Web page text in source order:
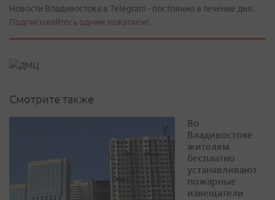
Новости Владивостока в Telegram - постоянно в течение дня.
Подписывайтесь одним нажатием!
Смотрите также
Во
Владивостоке
жителям
бесплатно
устанавливают
пожарные
извещатели